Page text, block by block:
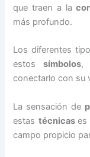
que traen a la
más profundo.
Los diferentes
estos símbolos,
conectarlo con su
La sensación de
estas técnicases
campo propicio